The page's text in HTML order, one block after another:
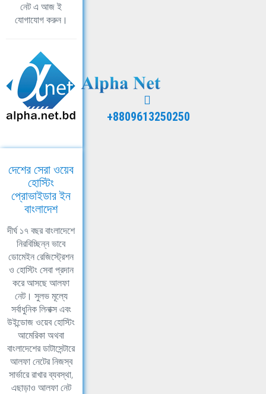
নেট এ আজ ই
যোগাযোগ করুন।
+8809613250250
দেশের সেরা ওয়েব
হোস্টিং
প্রোভাইডার ইন
বাংলাদেশ
দীর্ঘ ১৭ বছর বাংলাদেশে
নিরবিচ্ছিন্ন ভাবে
ডোমেইন রেজিস্ট্রেশন
ও হোস্টিং সেবা প্রদান
করে আসছে আলফা
নেট। সুলভ মূল্যে
সর্বাধুনিক লিনাক্স এবং
উইন্ডোজ ওয়েব হোস্টিং
আমেরিকা অথবা
বাংলাদেশের ডাটাসেন্টারে
আলফা নেটের নিজস্ব
সার্ভারে রাখার ব্যবস্থা,
এছাড়াও আলফা নেট